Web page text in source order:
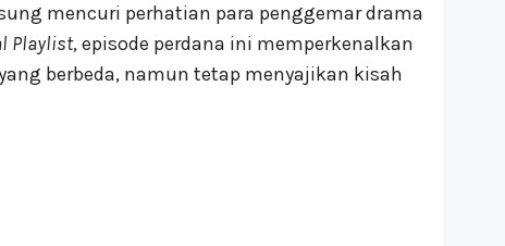
mencuri perhatian para penggemar drama
Playlist, episode perdana ini memperkenalkan
berbeda, namun tetap menyajikan kisah